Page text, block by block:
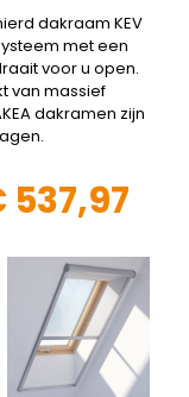
dakraam KEV
met een
voor u open.
van massief
dakramen zijn
537,97